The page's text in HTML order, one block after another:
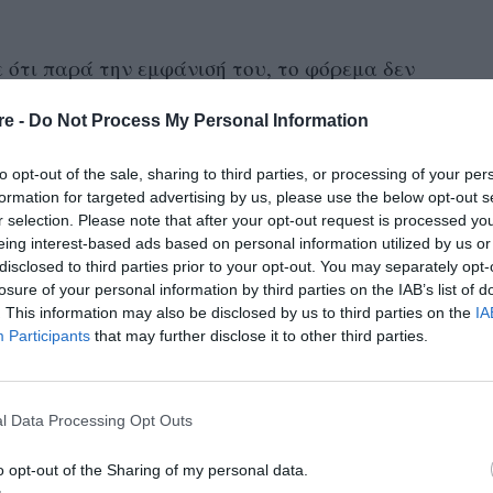
- Do Not Process My Personal Information
opt-out of the sale, sharing to third parties, or processing of your
for targeted advertising by us, please use the below opt-out
selection. Please note that after your opt-out request is processed
interest-based ads based on personal information utilized by us
to third parties prior to your opt-out. You may separately
of your personal information by third parties on the IAB’s list of
This information may also be disclosed by us to third parties on the
Participants that may further disclose it to other third parties.
Data Processing Opt Outs
opt-out of the Sharing of my personal data.
ότι παρά την εμφάνισή του, το φόρεμα δεν
δήλωσε ότι εμπνεύστηκε από την
το κολιέ Cartier.
από vintage, αρχειακή ταπετσαρία»,
κυριολεκτικά σε αυτή
σαν να ανθίζει στο χαλί και είναι